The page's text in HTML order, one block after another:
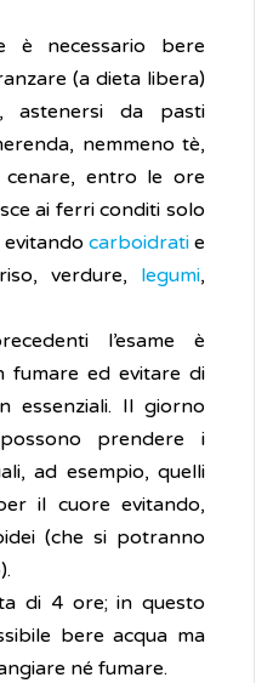
è necessario bere
(a dieta libera)
da pasti
nemmeno tè,
cenare, entro le ore
ai ferri conditi solo
carboidrati e
verdure, legumi,
l’esame è
fumare ed evitare di
essenziali. Il giorno
prendere i
ad esempio, quelli
il cuore evitando,
(che si potranno
di 4 ore; in questo
bere acqua ma
né fumare.